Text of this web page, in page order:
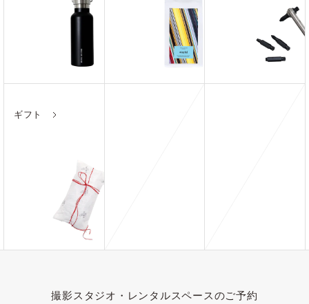
ギフト
撮影スタジオ・レンタルスペースのご予約